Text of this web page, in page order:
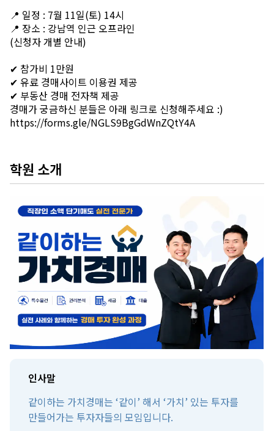
📍 일정 : 7월 11일(토) 14시
📍 장소 : 강남역 인근 오프라인
(신청자 개별 안내)
✔ 참가비 1만원
✔ 유료 경매사이트 이용권 제공
✔ 부동산 경매 전자책 제공
경매가 궁금하신 분들은 아래 링크로 신청해주세요 :)
https://forms.gle/NGLS9BgGdWnZQtY4A
학원 소개
인사말
같이하는 가치경매는 ‘같이’ 해서 ‘가치’ 있는 투자를
만들어가는 투자자들의 모임입니다.